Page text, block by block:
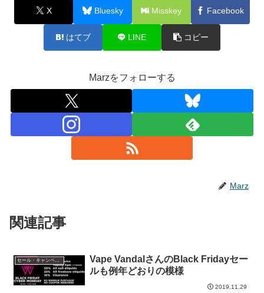
X Bluesky Misskey Facebook
はてブ LINE コピー
Marzをフォローする
Marz
関連記事
セール・キャンペーン情報
Vape VandalさんのBlack Fridayセー
ルも例年どおりの模様
2019.11.29